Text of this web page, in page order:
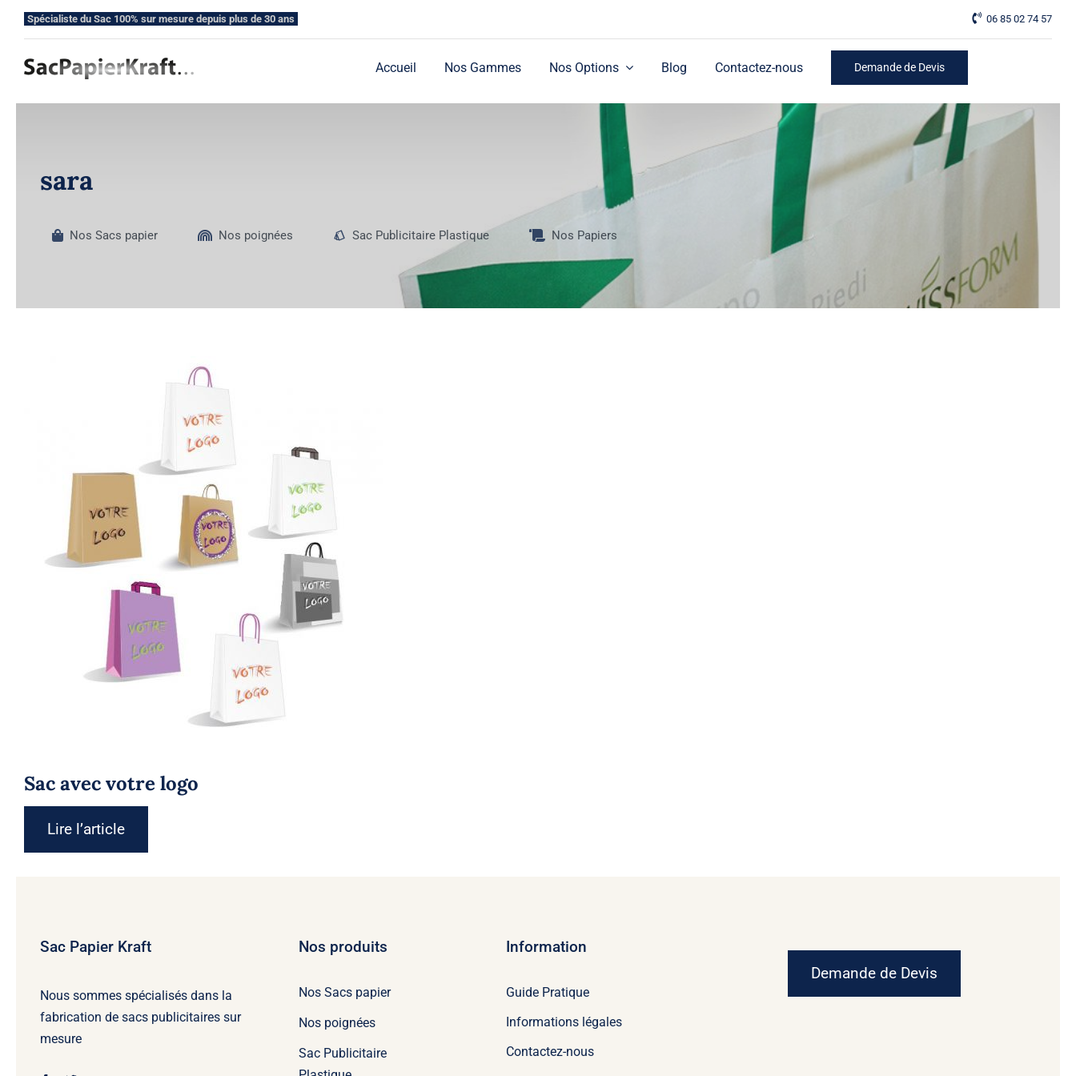
Spécialiste du Sac 100% sur mesure depuis plus de 30 ans 06 85 02 74 57
Accueil Nos Gammes Nos Options Blog Contactez-nous Demande de Devis
sara
Nos Sacs papier Nos poignées Sac Publicitaire Plastique Nos Papiers
Sac avec votre logo
Lire l’article
Sac Papier Kraft
Nous sommes spécialisés dans la
fabrication de sacs publicitaires sur
mesure
Nos produits
Nos Sacs papier
Nos poignées
Sac Publicitaire
Information
Guide Pratique
Informations légales
Contactez-nous
Demande de Devis